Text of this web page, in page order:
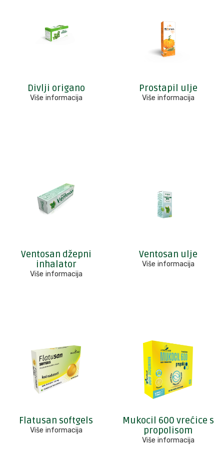
Divlji origano
Više informacija
Prostapil ulje
Više informacija
Ventosan džepni
inhalator
Više informacija
Ventosan ulje
Više informacija
Flatusan softgels
Više informacija
Mukocil 600 vrećice s
propolisom
Više informacija